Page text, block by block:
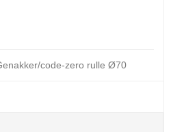
code-zero rulle Ø70